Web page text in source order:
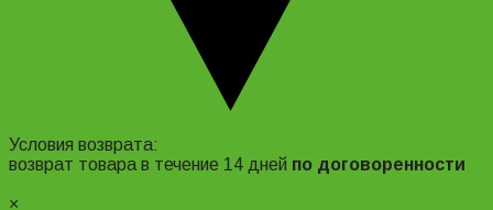
Условия возврата:
возврат товара в течение 14 дней по договоренности
×